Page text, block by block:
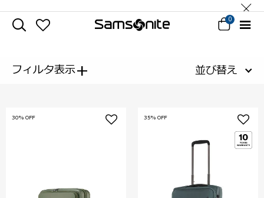
0
フィルタ表示+ 並び替え
30% OFF 35% OFF